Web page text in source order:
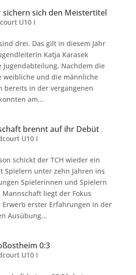
sich den Meistertitel
U10 I
drei. Das gilt in diesem Jahr
Katja Karasek
Nachdem die
und die männliche
bereits in der vergangenen
am...
brennt auf ihr Debüt
U10 I
schickt der TCH wieder ein
Spielern unter zehn Jahren ins
Spielerinnen und Spielern
liegt der Fokus
erster Erfahrungen in der
Ausübung...
0:3
U10 I